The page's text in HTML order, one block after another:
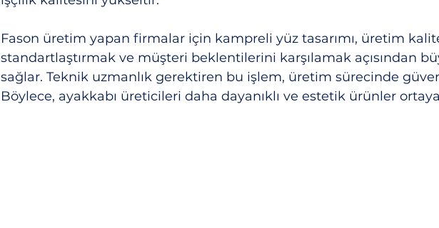
Fason üretim yapan firmalar için kampreli yüz tasarımı, üretim
standartlaştırmak ve müşteri beklentilerini karşılamak açısından
sağlar. Teknik uzmanlık gerektiren bu işlem, üretim sürecinde
Böylece, ayakkabı üreticileri daha dayanıklı ve estetik ürünler